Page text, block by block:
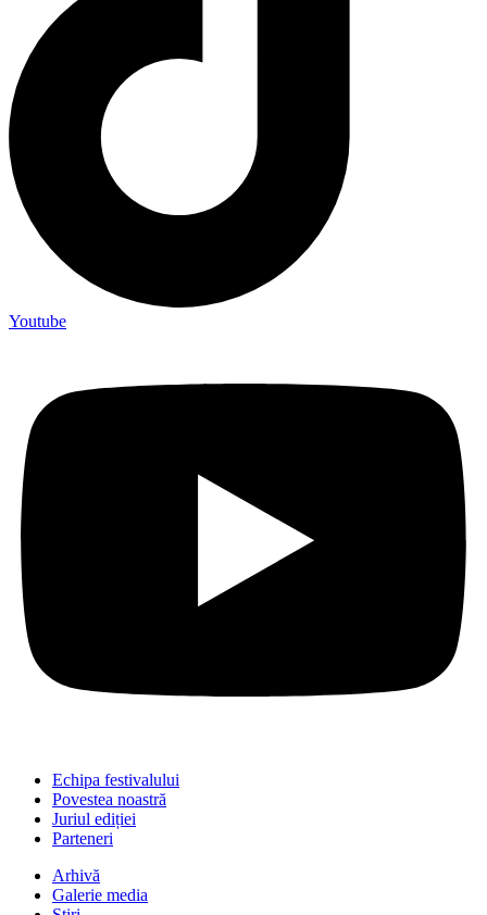
Youtube
Echipa festivalului
Povestea noastră
Juriul ediției
Parteneri
Arhivă
Galerie media